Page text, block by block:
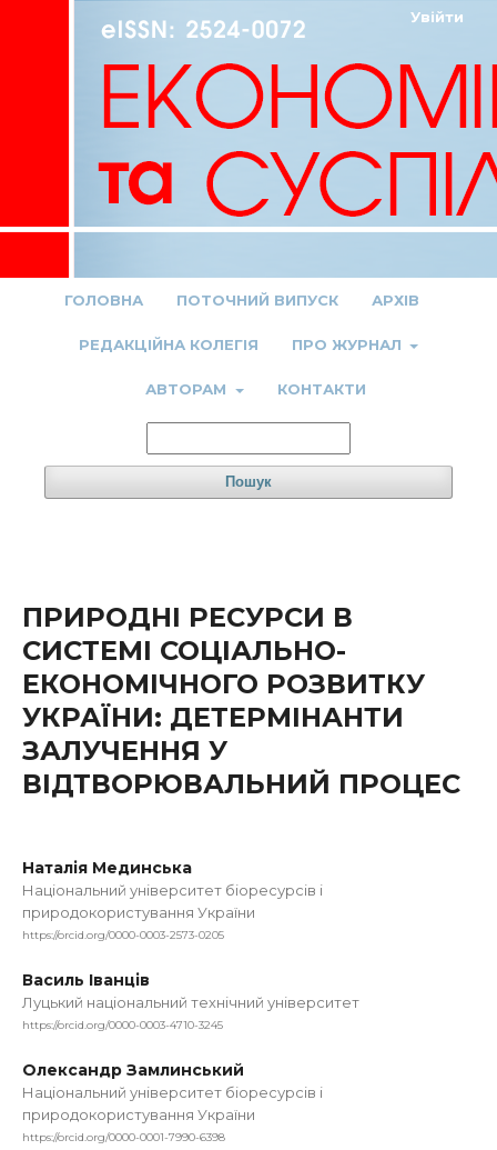
ГОЛОВНА ПОТОЧНИЙ ВИПУСК АРХІВ
РЕДАКЦІЙНА КОЛЕГІЯ ПРО ЖУРНАЛ
АВТОРАМ КОНТАКТИ
Пошук
Увійти
ПРИРОДНІ РЕСУРСИ В
СИСТЕМІ СОЦІАЛЬНО-
ЕКОНОМІЧНОГО РОЗВИТКУ
УКРАЇНИ: ДЕТЕРМІНАНТИ
ЗАЛУЧЕННЯ У
ВІДТВОРЮВАЛЬНИЙ ПРОЦЕС
Наталія Мединська
Національний університет біоресурсів і
природокористування України
https://orcid.org/0000-0003-2573-0205
Василь Іванців
Луцький національний технічний університет
https://orcid.org/0000-0003-4710-3245
Олександр Замлинський
Національний університет біоресурсів і
природокористування України
https://orcid.org/0000-0001-7990-6398